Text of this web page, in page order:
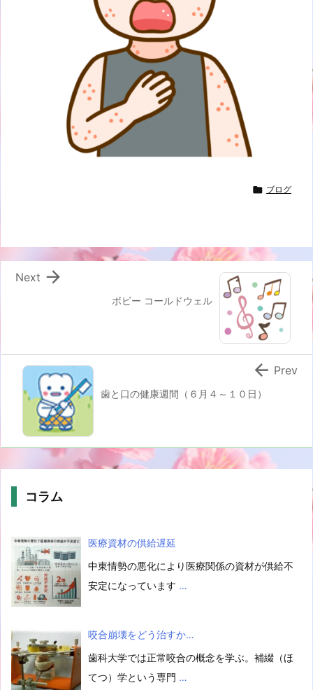
 ブログ
ボビー コールドウェル

Next
歯と口の健康週間（６月４～１０日）
 Prev
コラム
医療資材の供給遅延
中東情勢の悪化により医療関係の資材が供給不
安定になっています …
咬合崩壊をどう治すか…
歯科大学では正常咬合の概念を学ぶ。補綴（ほ
てつ）学という専門 …